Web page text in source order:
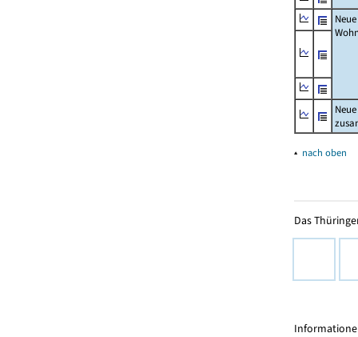
Neue
▴ nach oben
Das